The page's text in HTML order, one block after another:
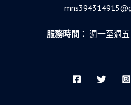
服務時間： 週一至週